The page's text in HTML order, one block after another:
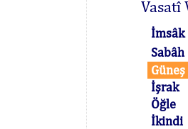
Vasatî
İmsâk
Sabâh
Güneş
İşrak
Öğle
İkindi